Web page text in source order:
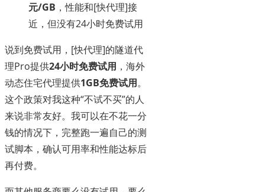
元/GB ，性能和[快代理]接
近，但没有24小时免费试用
说到免费试用，[快代理]的隧道代
理Pro提供24小时免费试用 ，海外
动态住宅代理提供1GB免费试用。
这个政策对我这种“不试不买”的人
来说非常友好。我可以在不花一分
钱的情况下，完整跑一遍自己的测
试脚本，确认可用率和性能达标后
再付费。